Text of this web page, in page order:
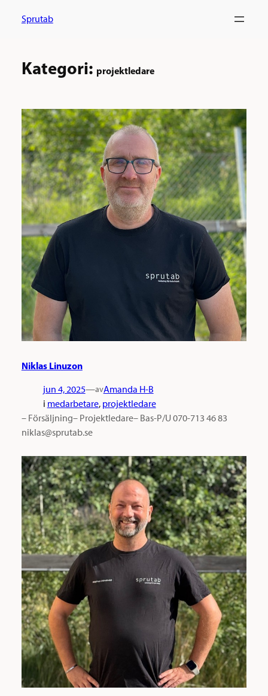
Sprutab
Kategori: projektledare
Niklas Linuzon
jun 4, 2025—avAmanda H-B
i medarbetare, projektledare
– Försäljning– Projektledare– Bas-P/U 070-713 46 83
niklas@sprutab.se